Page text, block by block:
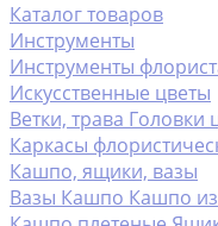
Каталог товаров
Инструменты
Инструменты
Искусственные цветы
Ветки, трава Головки
Каркасы
Кашпо, ящики, вазы
Вазы Кашпо Кашпо